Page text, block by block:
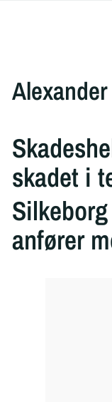
skadet i
anfører